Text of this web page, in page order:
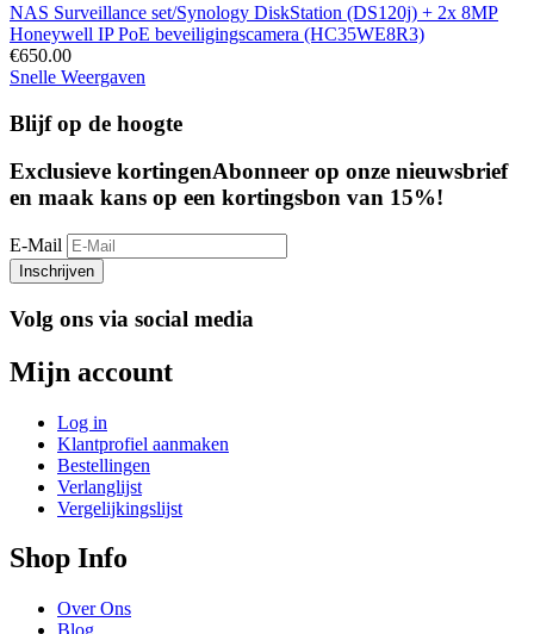
NAS Surveillance set/Synology DiskStation (DS120j) + 2x 8MP
Honeywell IP PoE beveiligingscamera (HC35WE8R3)
€650.00
Snelle Weergaven
Blijf op de hoogte
Exclusieve kortingenAbonneer op onze nieuwsbrief
en maak kans op een kortingsbon van 15%!
E-Mail
Inschrijven
Volg ons via social media
Mijn account
Log in
Klantprofiel aanmaken
Bestellingen
Verlanglijst
Vergelijkingslijst
Shop Info
Over Ons